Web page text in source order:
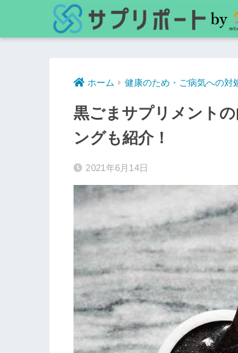
ホーム 健康のため・ご病気への対
黒ごまサプリメント
ングも紹介！
2021年6月14日